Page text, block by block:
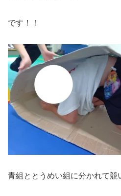
です！！
青組ととうめい組に分かれて競